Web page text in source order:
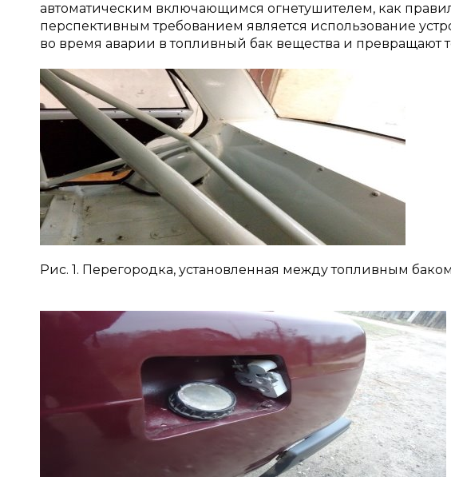
автоматическим включающимся огнетушителем, как
перспективным требованием является использование
во время аварии в топливный бак вещества и превращают
Рис. 1. Перегородка, установленная между топливным